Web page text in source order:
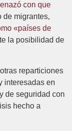
con que
de migrantes,
«países de
la posibilidad de
reparticiones
interesadas en
de seguridad con
hecho a